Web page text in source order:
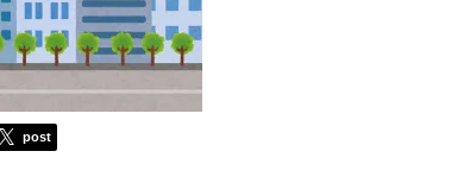
post